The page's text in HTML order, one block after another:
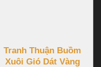
Tranh Thuận Buồm
Xuôi Gió Dát Vàng